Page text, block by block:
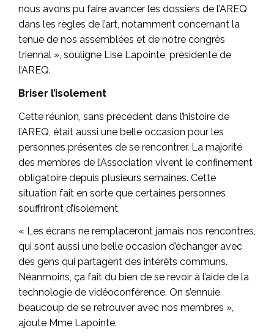
nous avons pu faire avancer les dossiers de l’AREQ
dans les règles de l’art, notamment concernant la
tenue de nos assemblées et de notre congrès
triennal », souligne Lise Lapointe, présidente de
l’AREQ.
Briser l’isolement
Cette réunion, sans précédent dans l’histoire de
l’AREQ, était aussi une belle occasion pour les
personnes présentes de se rencontrer. La majorité
des membres de l’Association vivent le confinement
obligatoire depuis plusieurs semaines. Cette
situation fait en sorte que certaines personnes
souffriront d’isolement.
« Les écrans ne remplaceront jamais nos rencontres,
qui sont aussi une belle occasion d’échanger avec
des gens qui partagent des intérêts communs.
Néanmoins, ça fait du bien de se revoir à l’aide de la
technologie de vidéoconférence. On s’ennuie
beaucoup de se retrouver avec nos membres »,
ajoute Mme Lapointe.